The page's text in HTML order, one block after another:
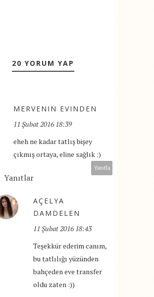
20 YORUM YAP
MERVENIN EVINDEN
11 Şubat 2016 18:39
eheh ne kadar tatlış bişey
çıkmış ortaya, eline sağlık :)
Yanıtla
Yanıtlar
AÇELYA
DAMDELEN
11 Şubat 2016 18:43
Teşekkür ederim canım,
bu tatlılığı yüzünden
bahçeden eve transfer
oldu zaten :))